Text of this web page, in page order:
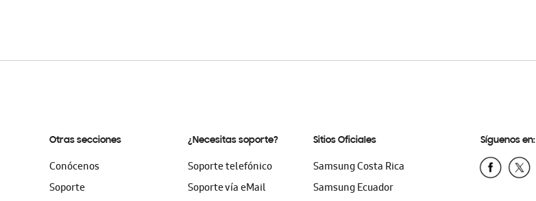
Otras secciones
Conócenos
Soporte
¿Necesitas soporte?
Soporte telefónico
Soporte vía eMail
Sitios Oficiales
Samsung Costa Rica
Samsung Ecuador
Síguenos en: